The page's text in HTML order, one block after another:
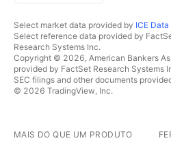
Select market data provided by ICE
Select reference data provided by
Research Systems Inc.
Copyright © 2026, American Bankers
provided by FactSet Research Systems
SEC filings and other documents
© 2026 TradingView, Inc.
MAIS DO QUE UM PRODUTO